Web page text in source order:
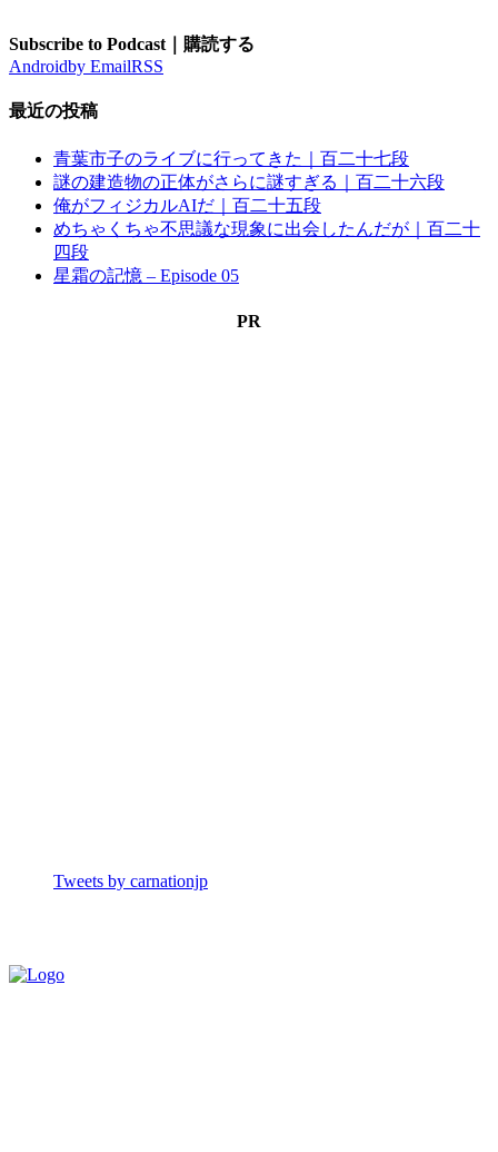
Subscribe to Podcast｜購読する
Androidby EmailRSS
最近の投稿
青葉市子のライブに行ってきた｜百二十七段
謎の建造物の正体がさらに謎すぎる｜百二十六段
俺がフィジカルAIだ｜百二十五段
めちゃくちゃ不思議な現象に出会したんだが｜百二十
四段
星霜の記憶 – Episode 05
PR
Tweets by carnationjp